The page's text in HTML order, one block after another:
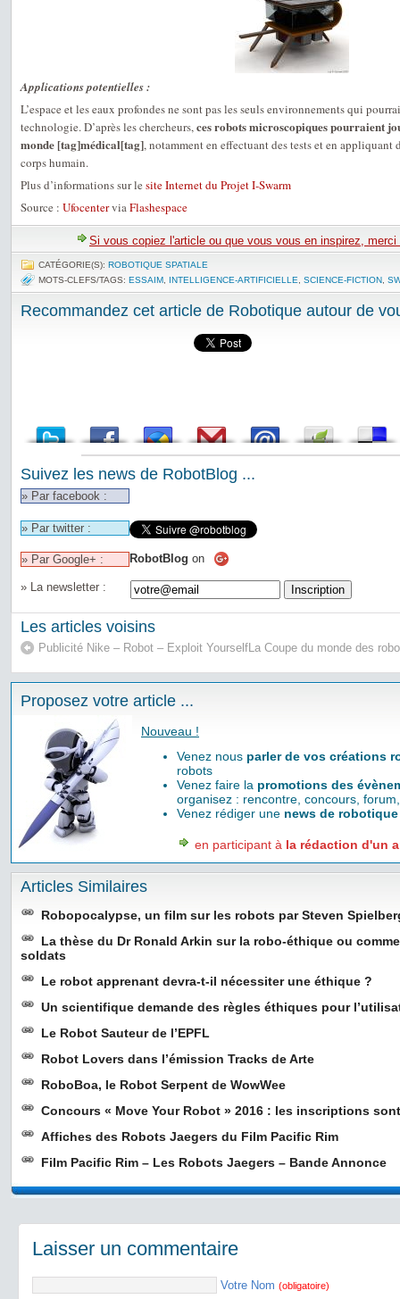
Applications potentielles :
L’espace et les eaux profondes ne sont pas les seuls environnements qui
technologie. D’après les chercheurs,ces robots microscopiques pourraient
monde [tag]médical[tag], notamment en effectuant des tests et en appliquant
corps humain.
Plus d’informations sur le site Internet du Projet I-Swarm
Source : UfocenterviaFlashespace
Si vous copiez l'article ou que vous vous en inspirez,
CATÉGORIE(S): ROBOTIQUE SPATIALE
MOTS-CLEFS/TAGS: ESSAIM INTELLIGENCE-ARTIFICIELLE SCIENCE-FICTION
Recommandez cet article de Robotique autour de
Suivez les news de RobotBlog ...
» Par facebook :
» Par twitter :
» Par Google+ : RobotBlog on
» La newsletter :
Les articles voisins
Publicité Nike – Robot – Exploit YourselfLa Coupe du monde des
Proposez votre article ...
Nouveau !
Venez nous parler de vos créations
robots
Venez faire la promotions des
organisez : rencontre, concours,
Venez rédiger une news de robotique
en participant à la rédaction d'un
Articles Similaires
Robopocalypse, un film sur les robots par Steven
La thèse du Dr Ronald Arkin sur la robo-éthique ou
soldats
Le robot apprenant devra-t-il nécessiter une éthique ?
Un scientifique demande des règles éthiques pour
Le Robot Sauteur de l’EPFL
Robot Lovers dans l’émission Tracks de Arte
RoboBoa, le Robot Serpent de WowWee
Concours « Move Your Robot » 2016 : les inscriptions
Affiches des Robots Jaegers du Film Pacific Rim
Film Pacific Rim – Les Robots Jaegers – Bande Annonce
Laisser un commentaire
Votre Nom (obligatoire)